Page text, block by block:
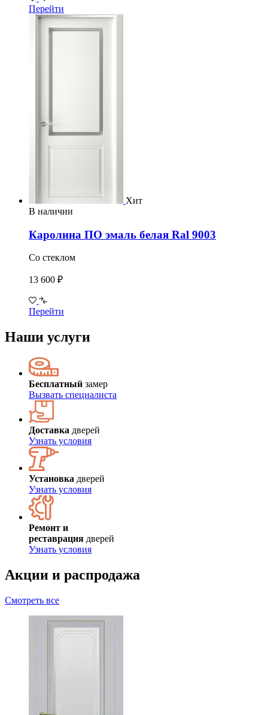
Перейти
Хит
В наличии
Каролина ПО эмаль белая Ral 9003
Со стеклом
13 600 ₽
Перейти
Наши услуги
Бесплатный замер
Вызвать специалиста
Доставка дверей
Узнать условия
Установка дверей
Узнать условия
Ремонт и
реставрация дверей
Узнать условия
Акции и распродажа
Смотреть все